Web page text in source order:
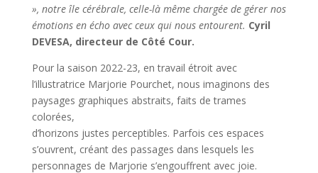
», notre île cérébrale, celle-là même chargée de gérer nos
émotions en écho avec ceux qui nous entourent. Cyril
DEVESA, directeur de Côté Cour.
Pour la saison 2022-23, en travail étroit avec
l’illustratrice Marjorie Pourchet, nous imaginons des
paysages graphiques abstraits, faits de trames
colorées,
d’horizons justes perceptibles. Parfois ces espaces
s’ouvrent, créant des passages dans lesquels les
personnages de Marjorie s’engouffrent avec joie.